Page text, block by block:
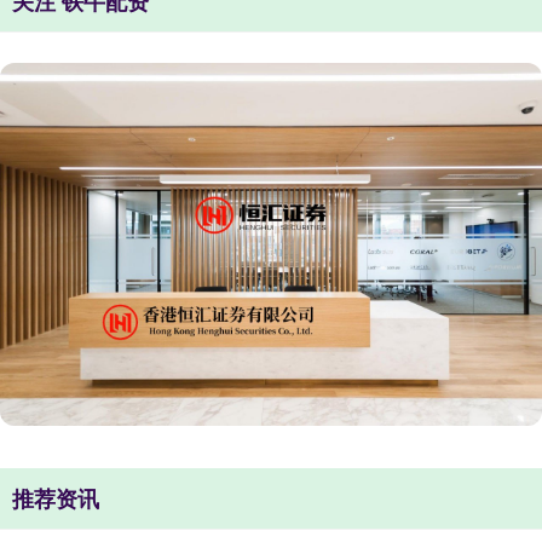
推荐资讯